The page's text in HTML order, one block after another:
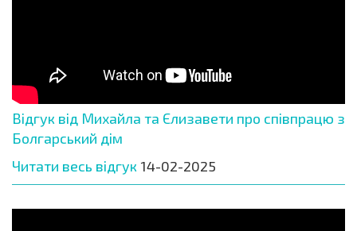
Відгук від Михайла та Єлизавети про співпрацю з
Болгарський дім
Читати весь відгук 14-02-2025